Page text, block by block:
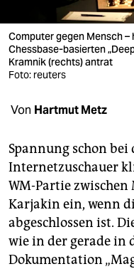
verlag
verlag
veranstaltungen
shop
unterstützen
abo
genossenschaft
epaper login
Computer gegen Mensch
Chessbase-basierten
Kramnik (rechts) antrat
Foto: reuters
Von Hartmut Metz
Spannung schon bei
Internetzuschauer
WM-Partie zwischen
Karjakin ein, wenn
abgeschlossen ist.
wie in der gerade in
Dokumentation